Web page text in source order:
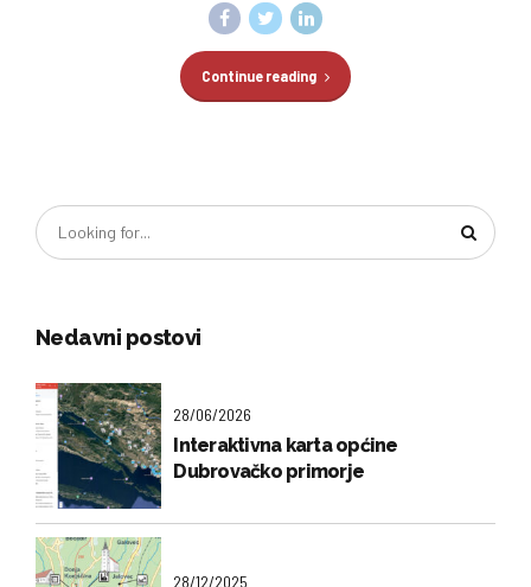
Continue reading
Nedavni postovi
28/06/2026
Interaktivna karta općine
Dubrovačko primorje
28/12/2025